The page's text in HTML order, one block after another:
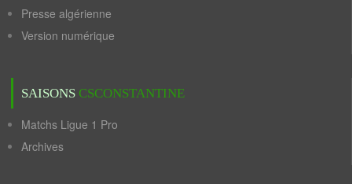
Presse algérienne
Version numérique
SAISONS CSCONSTANTINE
Matchs Ligue 1 Pro
Archives